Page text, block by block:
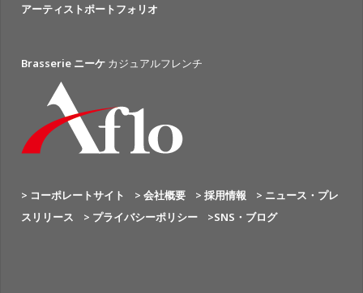
アーティストポートフォリオ
Brasserie ニーケ カジュアルフレンチ
> コーポレートサイト > 会社概要 > 採用情報 > ニュース・プレ
スリリース > プライバシーポリシー >SNS・ブログ